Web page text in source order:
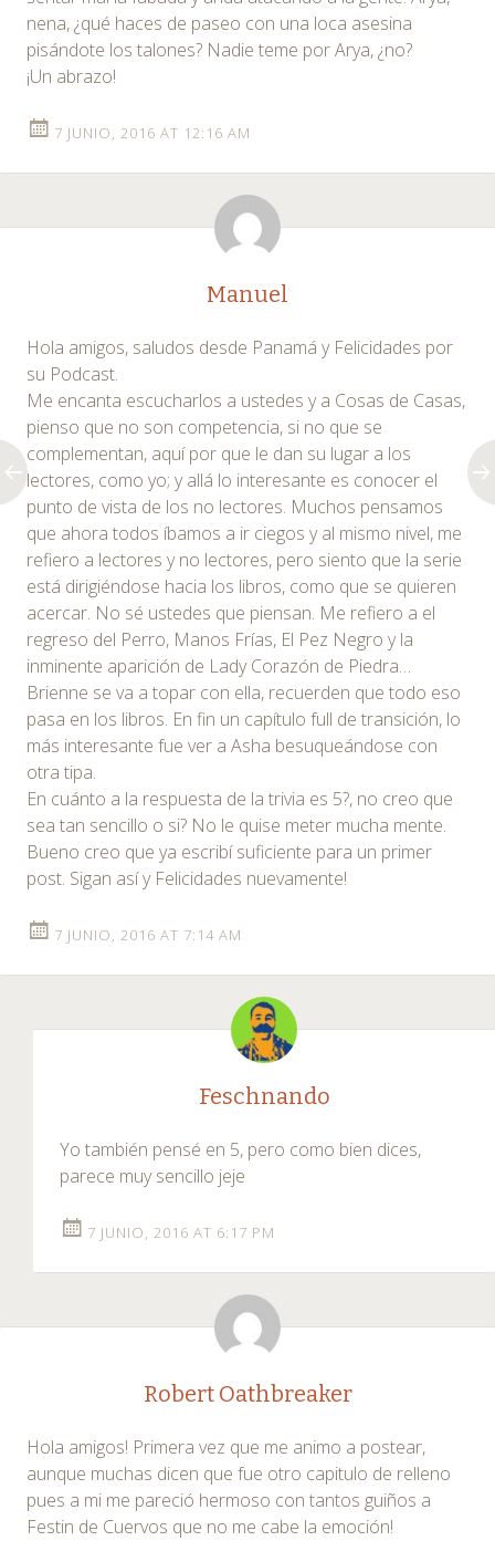
nena, ¿qué haces de paseo con una loca asesina
pisándote los talones? Nadie teme por Arya, ¿no?
¡Un abrazo!
7 JUNIO, 2016 AT 12:16 AM
Manuel
Hola amigos, saludos desde Panamá y Felicidades por
su Podcast.
Me encanta escucharlos a ustedes y a Cosas de Casas,
pienso que no son competencia, si no que se
complementan, aquí por que le dan su lugar a los
lectores, como yo; y allá lo interesante es conocer el
punto de vista de los no lectores. Muchos pensamos
que ahora todos íbamos a ir ciegos y al mismo nivel, me
refiero a lectores y no lectores, pero siento que la serie
está dirigiéndose hacia los libros, como que se quieren
acercar. No sé ustedes que piensan. Me refiero a el
regreso del Perro, Manos Frías, El Pez Negro y la
inminente aparición de Lady Corazón de Piedra…
Brienne se va a topar con ella, recuerden que todo eso
pasa en los libros. En fin un capítulo full de transición, lo
más interesante fue ver a Asha besuqueándose con
otra tipa.
En cuánto a la respuesta de la trivia es 5?, no creo que
sea tan sencillo o si? No le quise meter mucha mente.
Bueno creo que ya escribí suficiente para un primer
post. Sigan así y Felicidades nuevamente!
7 JUNIO, 2016 AT 7:14 AM
Feschnando
Yo también pensé en 5, pero como bien dices,
parece muy sencillo jeje
7 JUNIO, 2016 AT 6:17 PM
Robert Oathbreaker
Hola amigos! Primera vez que me animo a postear,
aunque muchas dicen que fue otro capitulo de relleno
pues a mi me pareció hermoso con tantos guiños a
Festin de Cuervos que no me cabe la emoción!